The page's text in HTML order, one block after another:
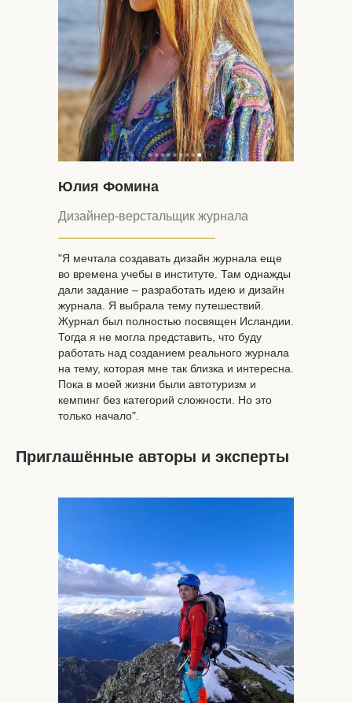
Юлия Фомина
Дизайнер-верстальщик журнала
"Я мечтала создавать дизайн журнала еще
во времена учебы в институте. Там однажды
дали задание – разработать идею и дизайн
журнала. Я выбрала тему путешествий.
Журнал был полностью посвящен Исландии.
Тогда я не могла представить, что буду
работать над созданием реального журнала
на тему, которая мне так близка и интересна.
Пока в моей жизни были автотуризм и
кемпинг без категорий сложности. Но это
только начало".
Приглашённые авторы и эксперты